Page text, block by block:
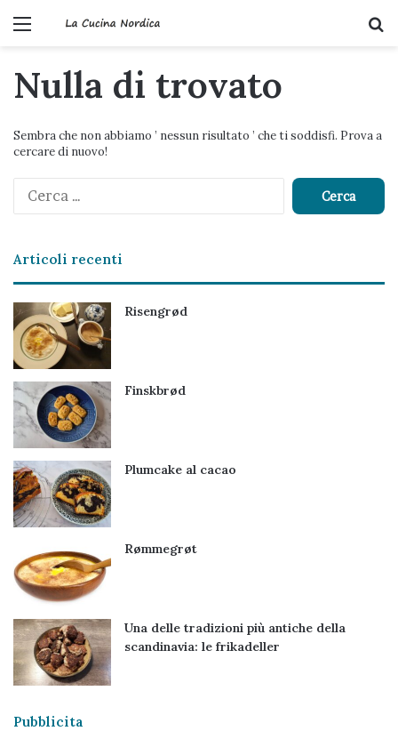
Menu
Nulla di trovato
Sembra che non abbiamo ’ nessun risultato ’ che ti soddisfi. Prova a
cercare di nuovo!
Ricerca
Articoli recenti
Risengrød
Finskbrød
Plumcake al cacao
Rømmegrøt
Una delle tradizioni più antiche della
scandinavia: le frikadeller
Pubblicita